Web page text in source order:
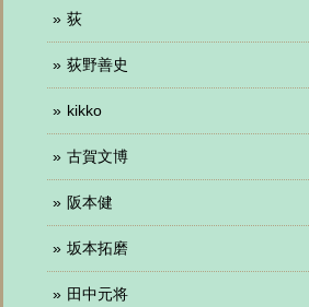
荻
荻野善史
kikko
古賀文博
阪本健
坂本拓磨
田中元将